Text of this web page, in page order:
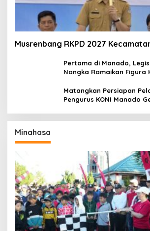
Musrenbang RKPD 2027
Pertama di Manado,
Nangka Ramaikan Figura
Matangkan Persiapan
Pengurus KONI Manado
Minahasa